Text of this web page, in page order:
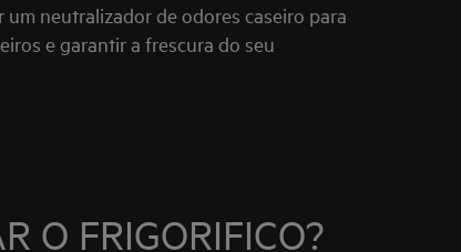
um neutralizador de odores caseiro para
e garantir a frescura do seu
O FRIGORIFICO?